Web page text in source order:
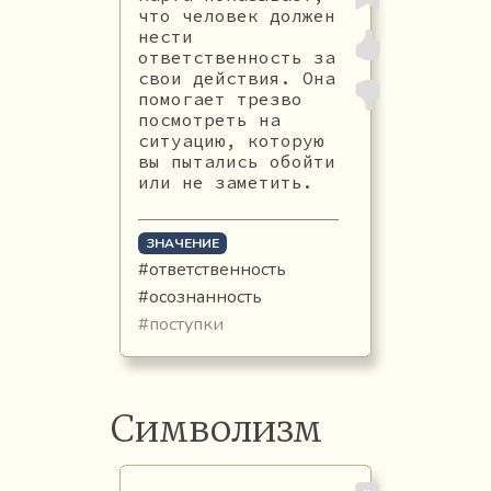
что человек должен
нести
ответственность за
свои действия. Она
помогает трезво
посмотреть на
ситуацию, которую
вы пытались обойти
или не заметить.
ЗНАЧЕНИЕ
#ответственность
#осознанность
#поступки
Символизм